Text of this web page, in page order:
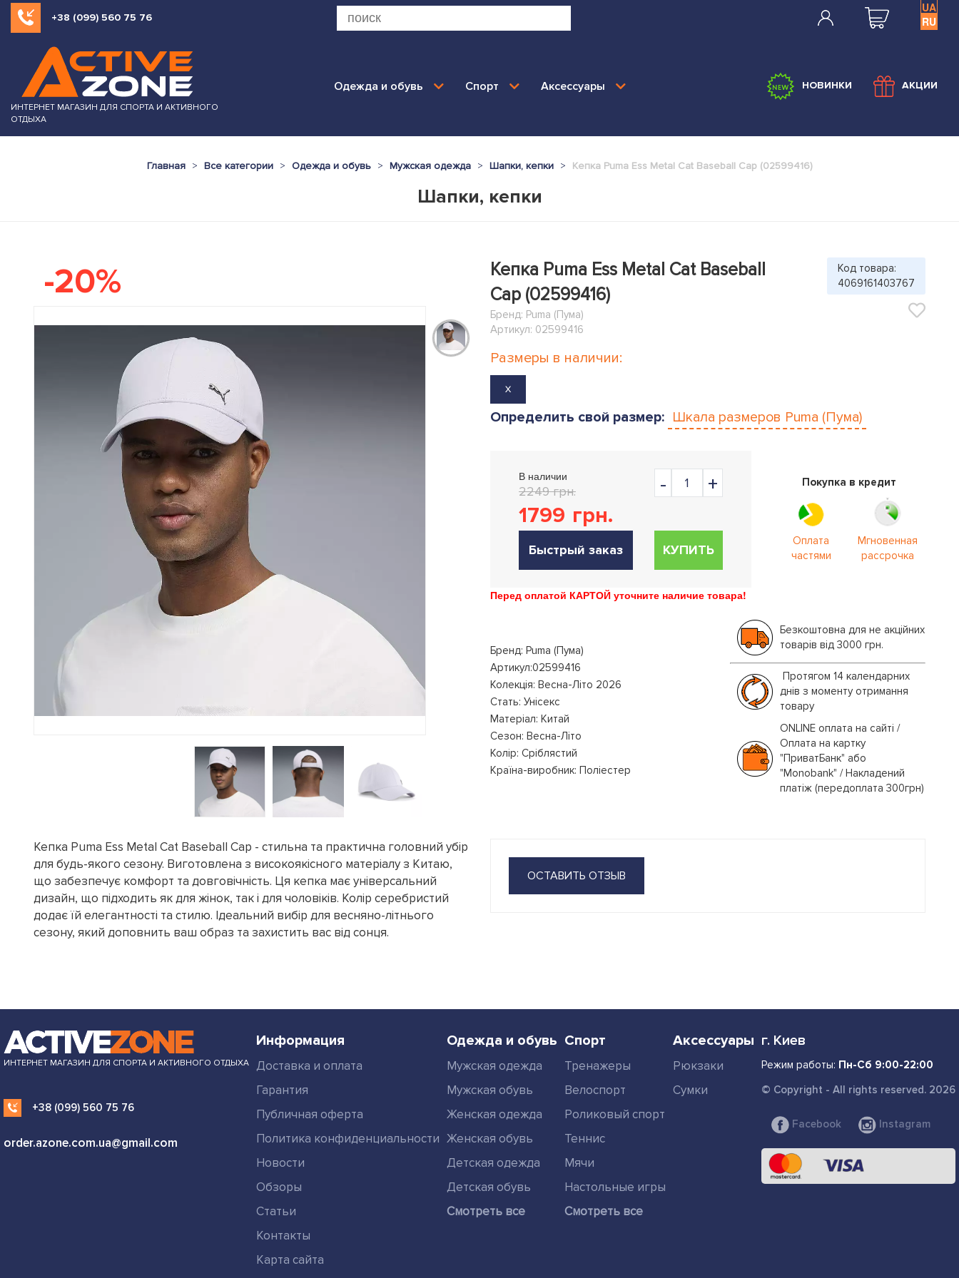
+38 (099) 560 75 76
UA
RU
ИНТЕРНЕТ МАГАЗИН ДЛЯ СПОРТА И АКТИВНОГО
ОТДЫХА
Одежда и обувь Спорт Аксессуары НОВИНКИ АКЦИИ
Главная Все категории Одежда и обувь Мужская одежда Шапки, кепки Кепка Puma Ess Metal Cat Baseball Cap (02599416)
Шапки, кепки
-20%
Кепка Puma Ess Metal Cat Baseball Cap - стильна та практична головний убір
для будь-якого сезону. Виготовлена з високоякісного матеріалу з Китаю,
що забезпечує комфорт та довговічність. Ця кепка має універсальний
дизайн, що підходить як для жінок, так і для чоловіків. Колір серебристий
додає їй елегантності та стилю. Ідеальний вибір для весняно-літнього
сезону, який доповнить ваш образ та захистить вас від сонця.
Кепка Puma Ess Metal Cat Baseball
Cap (02599416)
Бренд: Puma (Пума)
Артикул: 02599416
Код товара:
4069161403767
Размеры в наличии:
X
Определить свой размер: Шкала размеров Puma (Пума)
В наличии
2249 грн.
1799 грн.
Быстрый заказ КУПИТЬ
Покупка в кредит
Оплата
частями
Мгновенная
рассрочка
Перед оплатой КАРТОЙ уточните наличие товара!
Бренд: Puma (Пума)
Артикул:02599416
Колекція: Весна-Літо 2026
Стать: Унісекс
Матеріал: Китай
Сезон: Весна-Літо
Колір: Сріблястий
Країна-виробник: Поліестер
Безкоштовна для не акційних
товарів від 3000 грн.
Протягом 14 календарних
днів з моменту отримання
товару
ONLINE оплата на сайті /
Оплата на картку
"ПриватБанк" або
"Monobank" / Накладений
платіж (передоплата 300грн)
ОСТАВИТЬ ОТЗЫВ
ИНТЕРНЕТ МАГАЗИН ДЛЯ СПОРТА И АКТИВНОГО ОТДЫХА
+38 (099) 560 75 76
order.azone.com.ua@gmail.com
Информация
Доставка и оплата
Гарантия
Публичная оферта
Политика конфиденциальности
Новости
Обзоры
Статьи
Контакты
Карта сайта
Одежда и обувь
Мужская одежда
Мужская обувь
Женская одежда
Женская обувь
Детская одежда
Детская обувь
Смотреть все
Спорт
Тренажеры
Велоспорт
Роликовый спорт
Теннис
Мячи
Настольные игры
Смотреть все
Аксессуары
Рюкзаки
Сумки
г. Киев
Режим работы: Пн-Сб 9:00-22:00
© Copyright - All rights reserved. 2026
Facebook Instagram